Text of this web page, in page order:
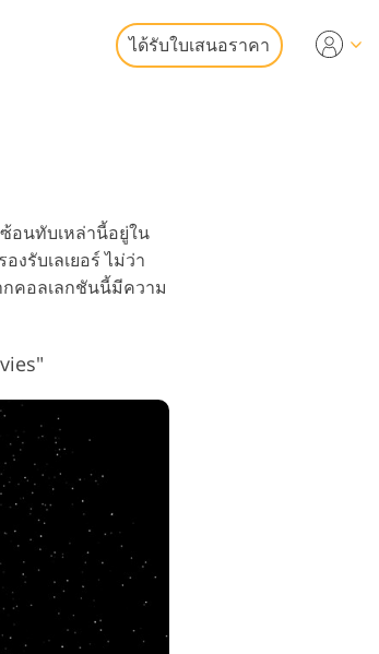
ได้รับใบเสนอราคา
อนทับเหล่านี้อยู่ใน
รับเลเยอร์ ไม่ว่า
คอลเลกชันนี้มีความ